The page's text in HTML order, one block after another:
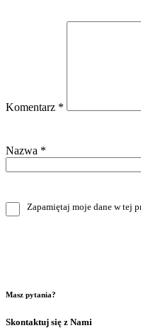
Komentarz *
Nazwa *
Zapamiętaj moje dane w tej
Masz pytania?
Skontaktuj się z Nami